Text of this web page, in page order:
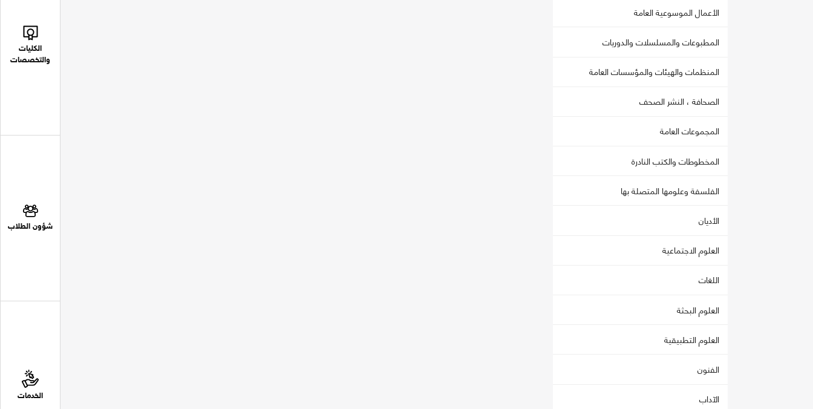
الكليات
والتخصصات
شؤون الطلاب
الخدمات
الأعمال الموسوعية العامة
المطبوعات والمسلسلات والدوريات
المنظمات والهيئات والمؤسسات العامة
الصحافة ، النشر الصحف
المجموعات العامة
المخطوطات والكتب النادرة
الفلسفة وعلومها المتصلة بها
الأديان
العلوم الاجتماعية
اللغات
العلوم البحثة
العلوم التطبيقية
الفنون
الآداب